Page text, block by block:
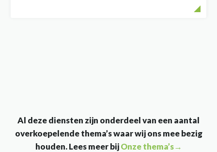
Al deze diensten zijn onderdeel van een aantal
overkoepelende thema’s waar wij ons mee bezig
houden. Lees meer bijOnze thema’s→